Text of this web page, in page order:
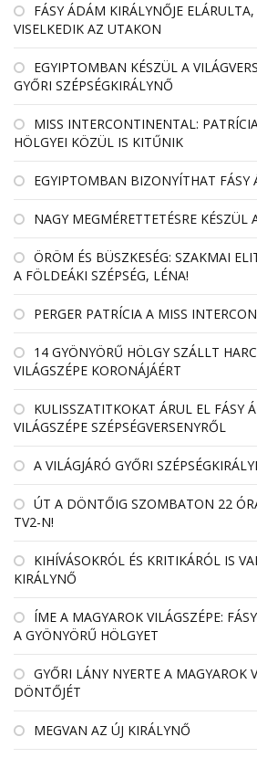
FÁSY ÁDÁM KIRÁLYNŐJE
VISELKEDIK AZ UTAKON
EGYIPTOMBAN KÉSZÜL A
GYŐRI SZÉPSÉGKIRÁLYNŐ
MISS INTERCONTINENTAL:
HÖLGYEI KÖZÜL IS KITŰNIK
EGYIPTOMBAN BIZONYÍTHAT FÁSY
NAGY MEGMÉRETTETÉSRE KÉSZÜL
ÖRÖM ÉS BÜSZKESÉG: SZAKMAI
A FÖLDEÁKI SZÉPSÉG, LÉNA!
PERGER PATRÍCIA A MISS
14 GYÖNYÖRŰ HÖLGY SZÁLLT
VILÁGSZÉPE KORONÁJÁÉRT
KULISSZATITKOKAT ÁRUL EL FÁSY
VILÁGSZÉPE SZÉPSÉGVERSENYRŐL
A VILÁGJÁRÓ GYŐRI
ÚT A DÖNTŐIG SZOMBATON 22
TV2-N!
KIHÍVÁSOKRÓL ÉS KRITIKÁRÓL IS
KIRÁLYNŐ
ÍME A MAGYAROK VILÁGSZÉPE:
A GYÖNYÖRŰ HÖLGYET
GYŐRI LÁNY NYERTE A MAGYAROK
DÖNTŐJÉT
MEGVAN AZ ÚJ KIRÁLYNŐ